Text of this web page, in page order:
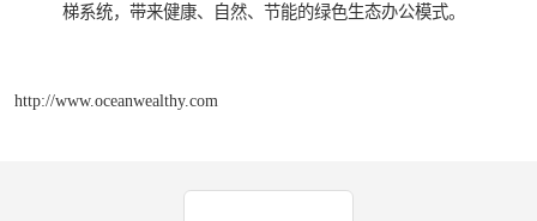
梯系统，带来健康、自然、节能的绿色生态办公模式。
http://www.oceanwealthy.com